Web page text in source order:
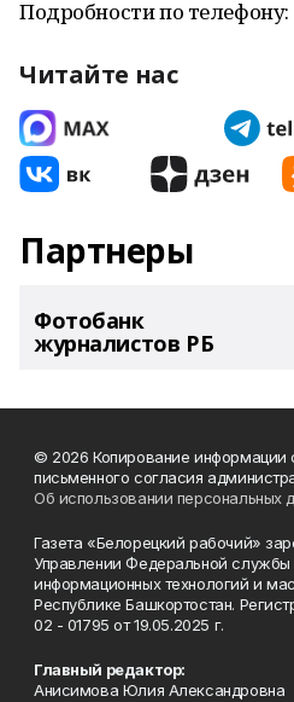
Подробности по телефону:
Читайте нас
Партнеры
Фотобанк
журналистов РБ
© 2026 Копирование информации
письменного согласия
Об использовании персональных
Газета «Белорецкий рабочий»
Управлении Федеральной службы
информационных технологий и
Республике Башкортостан.
02 - 01795 от 19.05.2025 г.
Главный редактор:
Анисимова Юлия Александровна